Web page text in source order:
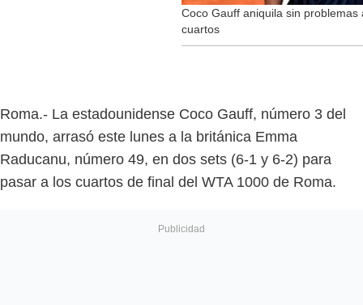
Coco Gauff aniquila sin
cuartos
Roma.- La estadounidense Coco Gauff, número 3 del
mundo, arrasó este lunes a la británica Emma
Raducanu, número 49, en dos sets (6-1 y 6-2) para
pasar a los cuartos de final del WTA 1000 de Roma.